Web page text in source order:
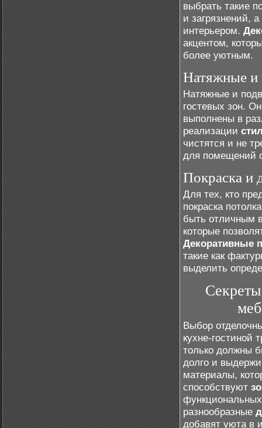
выбрать такие
и загрязнений,
интерьером.
акцентом,
более уютным.
Натяжные и
Натяжные и
гостевых зон.
выполнены в
реализации
чистятся и не
для помещений
Покраска и
Для тех, кто
покраска
быть отличным
которые
Декоративные
такие как
выделить
Выбор
кухне-гостиной
только должны
долго и
материалы,
способствуют
разнообразные
добавят уюта в